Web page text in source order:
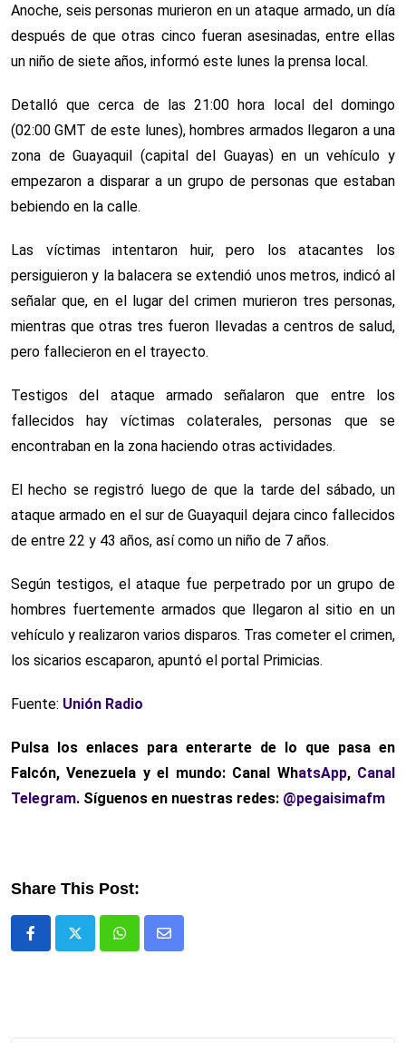
Anoche, seis personas murieron en un ataque armado, un día
después de que otras cinco fueran asesinadas, entre ellas
un niño de siete años, informó este lunes la prensa local.
Detalló que cerca de las 21:00 hora local del domingo
(02:00 GMT de este lunes), hombres armados llegaron a una
zona de Guayaquil (capital del Guayas) en un vehículo y
empezaron a disparar a un grupo de personas que estaban
bebiendo en la calle.
Las víctimas intentaron huir, pero los atacantes los
persiguieron y la balacera se extendió unos metros, indicó al
señalar que, en el lugar del crimen murieron tres personas,
mientras que otras tres fueron llevadas a centros de salud,
pero fallecieron en el trayecto.
Testigos del ataque armado señalaron que entre los
fallecidos hay víctimas colaterales, personas que se
encontraban en la zona haciendo otras actividades.
El hecho se registró luego de que la tarde del sábado, un
ataque armado en el sur de Guayaquil dejara cinco fallecidos
de entre 22 y 43 años, así como un niño de 7 años.
Según testigos, el ataque fue perpetrado por un grupo de
hombres fuertemente armados que llegaron al sitio en un
vehículo y realizaron varios disparos. Tras cometer el crimen,
los sicarios escaparon, apuntó el portal Primicias.
Fuente: Unión Radio
Pulsa los enlaces para enterarte de lo que pasa en
Falcón, Venezuela y el mundo: Canal WhatsApp, Canal
Telegram. Síguenos en nuestras redes: @pegaisimafm
Share This Post:
WhatsappComparte